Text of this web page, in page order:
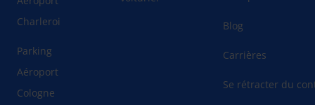
Charleroi
Parking
Aéroport
Cologne
Blog
Carrières
Se rétracter du